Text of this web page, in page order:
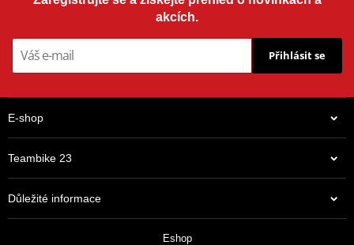
akcích.
Přihlásit se
E-shop
Teambike 23
Důležité informace
Eshop